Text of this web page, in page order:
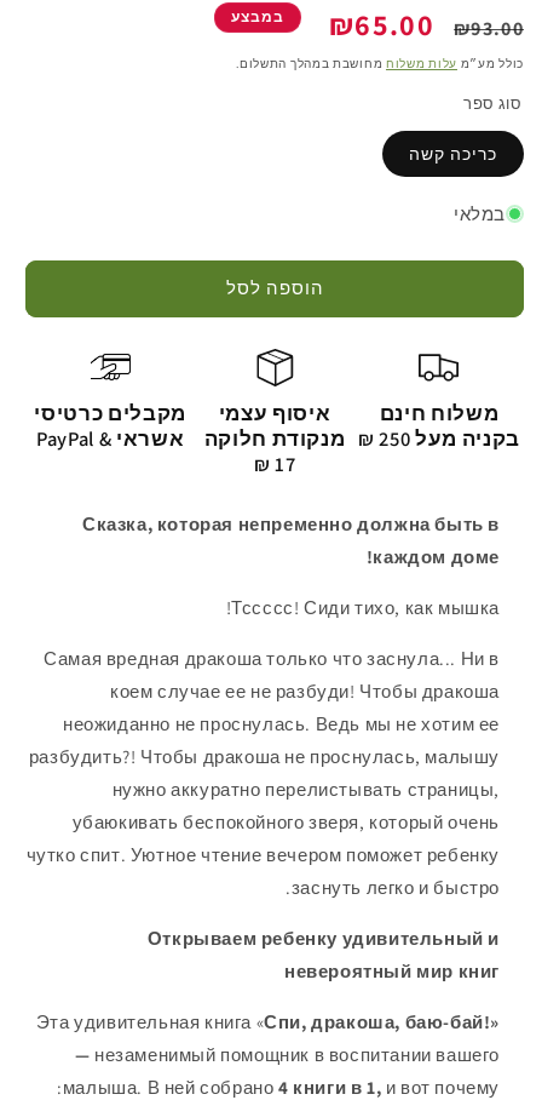
מחיר
רגיל
₪93.00
מחיר
מבצע
₪65.00 במבצע
כולל מע״מ עלות משלוח מחושבת במהלך התשלום.
סוג ספר
כריכה קשה
במלאי
הוספה לסל
משלוח חינם
בקניה מעל 250 ₪
איסוף עצמי
מנקודת חלוקה
17 ₪
מקבלים כרטיסי
אשראי & PayPal
Сказка, которая непременно должна быть в
каждом доме!
Тссссс! Сиди тихо, как мышка!
Самая вредная дракоша только что заснула... Ни в
коем случае ее не разбуди! Чтобы дракоша
неожиданно не проснулась. Ведь мы не хотим ее
разбудить?! Чтобы дракоша не проснулась, малышу
нужно аккуратно перелистывать страницы,
убаюкивать беспокойного зверя, который очень
чутко спит. Уютное чтение вечером поможет ребенку
заснуть легко и быстро.
Открываем ребенку удивительный и
невероятный мир книг
Эта удивительная книга «Спи, дракоша, баю-бай!»
— незаменимый помощник в воспитании вашего
малыша. В ней собрано 4 книги в 1, и вот почему: